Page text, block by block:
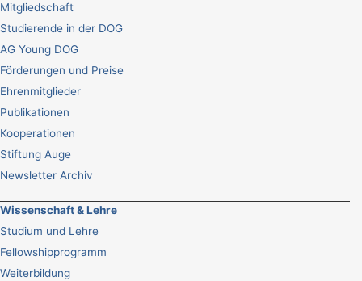
Mitgliedschaft
Studierende in der DOG
AG Young DOG
Förderungen und Preise
Ehrenmitglieder
Publikationen
Kooperationen
Stiftung Auge
Newsletter Archiv
Wissenschaft & Lehre
Studium und Lehre
Fellowshipprogramm
Weiterbildung